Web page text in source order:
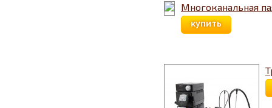
Многоканальная
купить